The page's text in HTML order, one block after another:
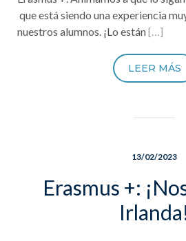
que está siendo una experiencia
nuestros alumnos. ¡Lo están[…]
LEER MÁS
13/02/2023
Erasmus +: